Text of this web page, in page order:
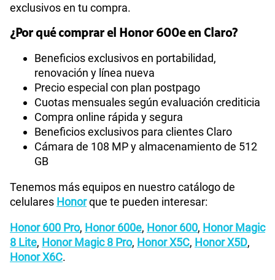
exclusivos en tu compra.
¿Por qué comprar el Honor 600e en Claro?
Beneficios exclusivos en portabilidad,
renovación y línea nueva
Precio especial con plan postpago
Cuotas mensuales según evaluación crediticia
Compra online rápida y segura
Beneficios exclusivos para clientes Claro
Cámara de 108 MP y almacenamiento de 512
GB
Tenemos más equipos en nuestro catálogo de
celulares Honorque te pueden interesar:
Honor 600 Pro, Honor 600e, Honor 600, Honor Magic
8 Lite, Honor Magic 8 Pro, Honor X5C, Honor X5D,
Honor X6C.